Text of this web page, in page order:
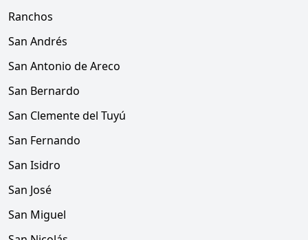
Ranchos
San Andrés
San Antonio de Areco
San Bernardo
San Clemente del Tuyú
San Fernando
San Isidro
San José
San Miguel